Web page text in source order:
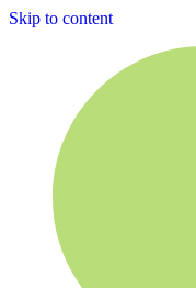
Skip to content